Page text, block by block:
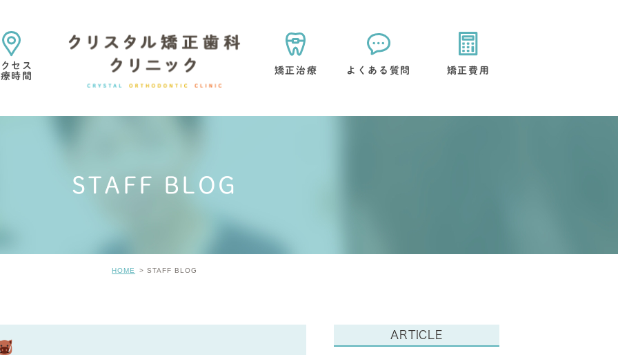
セス
時間
矯正治療
正治療の目的・考え方 矯正専門医院を選ぶ理由
ウスピース型矯正歯科
小児矯正
よくある質問 矯正費用
STAFF BLOG
HOME STAFF BLOG
ARTICLE